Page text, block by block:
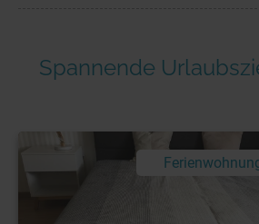
Spannende